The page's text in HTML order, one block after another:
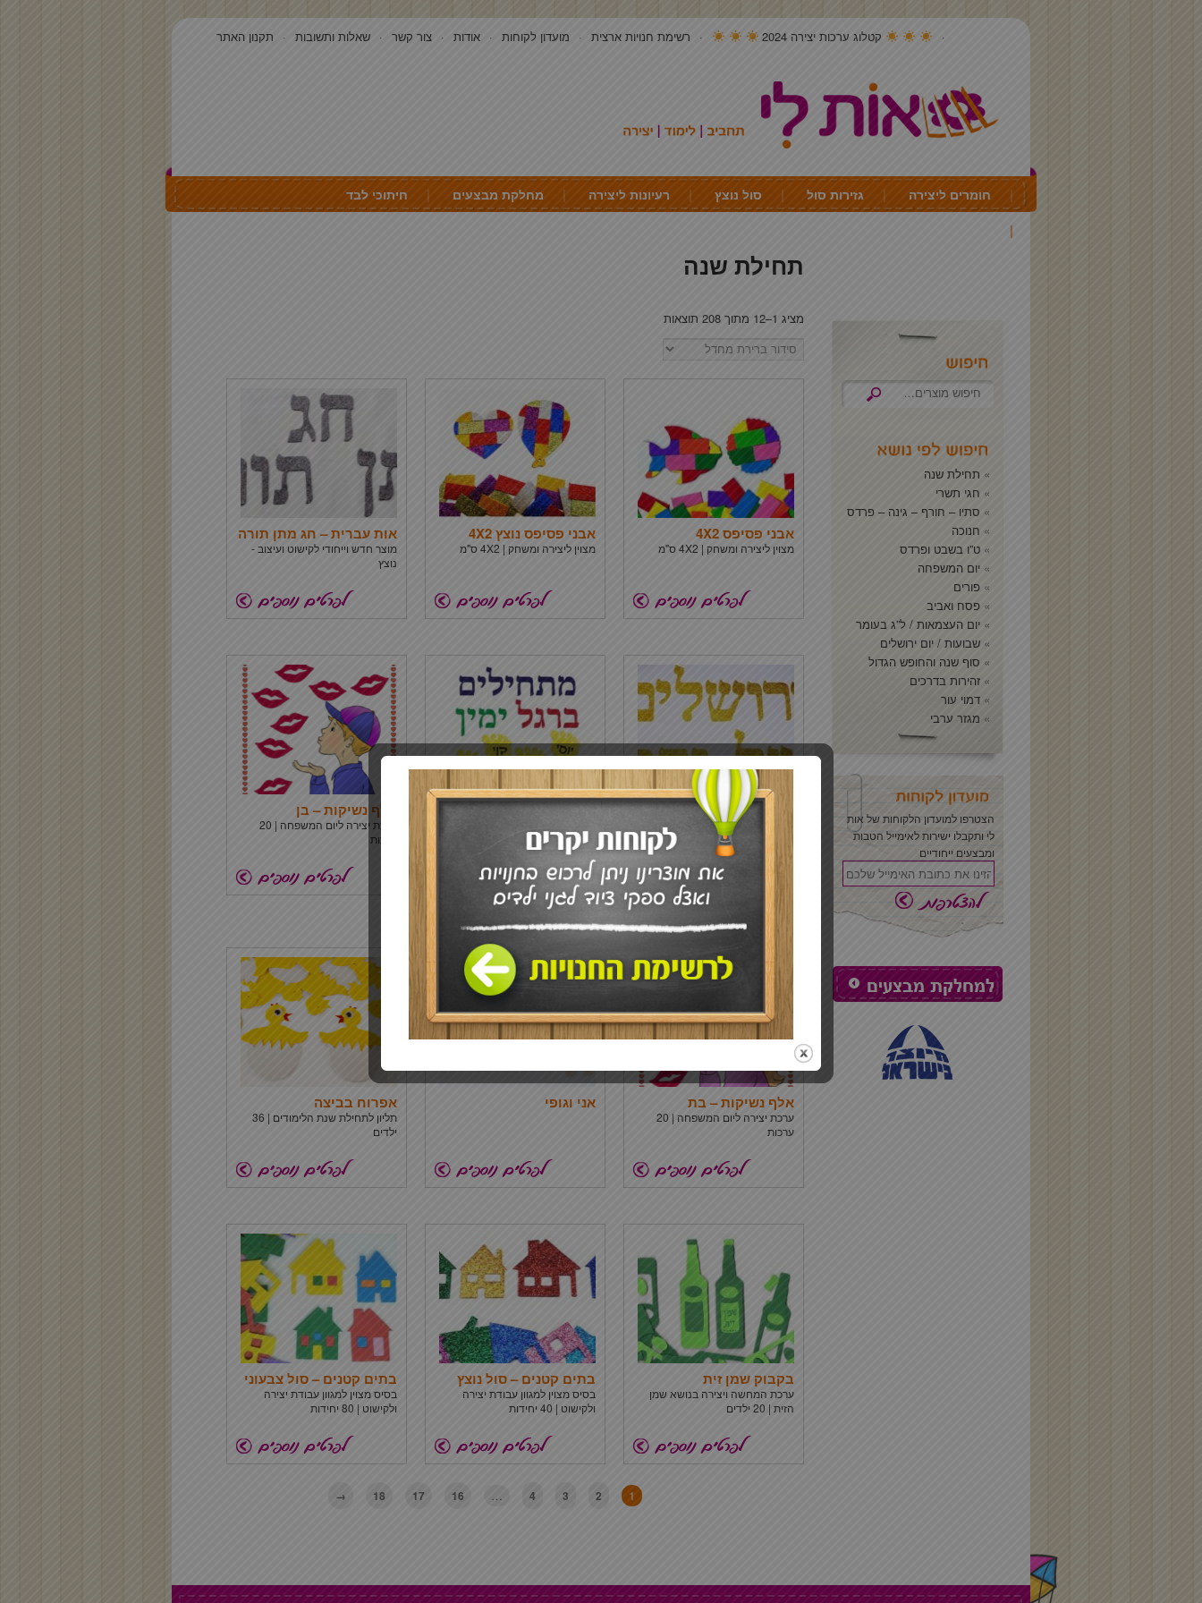
קטלוג ערכות יצירה 2024 רשימת חנויות ארצית מועדון לקוחות אודות צור קשר שאלות ותשובות תקנון האתר
חומרים ליצירה גזירות סול סול נוצץ רעיונות ליצירה מחלקת מבצעים
חיתוכי לבד
תחילת שנה
חגי תשרי
סתיו – חורף – גינה – פרדס
חנוכה
ט”ו בשבט ופרדס
יום המשפחה
פורים
פסח ואביב
יום העצמאות / ל”ג בעומר
שבועות / יום ירושלים
סוף שנה והחופש הגדול
זהירות בדרכים
דמוי עור
מגזר ערבי
הצטרפו למועדון הלקוחות של אות
לי ותקבלו ישירות לאימייל הטבות
ומבצעים ייחודיים
תחילת שנה
מציג 1–12 מתוך 208 תוצאות
אבני פסיפס 4X2
מצוין ליצירה ומשחק | 4X2 ס"מ
אבני פסיפס נוצץ 4X2
מצוין ליצירה ומשחק | 4X2 ס"מ
אות עברית – חג מתן תורה
מוצר חדש וייחודי לקישוט ועיצוב -
נוצץ
אות עברית – ירושלים של
מוצר חדש וייחודי לקישוט ועיצוב -
נוצץ
אותיות מתחילים ברגל
לכתיבת שמות הילדים
אלף נשיקות – בן
ערכת יצירה ליום המשפחה | 20
ערכות
אלף נשיקות – בת
ערכת יצירה ליום המשפחה | 20
ערכות
אני וגופי אפרוח בביצה
תליון לתחילת שנת הלימודים | 36
ילדים
בקבוק שמן זית
ערכת המחשה ויצירה בנושא שמן
הזית | 20 ילדים
בתים קטנים – סול נוצץ
בסיס מצוין למגוון עבודת יצירה
ולקישוט | 40 יחידות
בתים קטנים – סול צבעוני
בסיס מצוין למגוון עבודת יצירה
ולקישוט | 80 יחידות
1
2
3
4
…
16
17
18
→